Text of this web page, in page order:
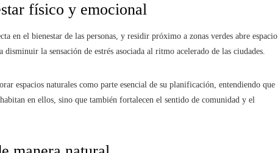
físico y emocional
en el bienestar de las personas, y residir próximo a zonas verdes abre espacio
la sensación de estrés asociada al ritmo acelerado de las ciudades.
espacios naturales como parte esencial de su planificación, entendiendo que
en ellos, sino que también fortalecen el sentido de comunidad y el